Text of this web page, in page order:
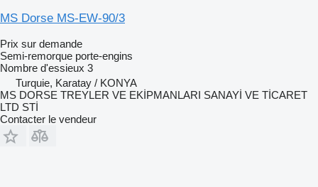
MS Dorse MS-EW-90/3
Prix sur demande
Semi-remorque porte-engins
Nombre d'essieux 3
Turquie, Karatay / KONYA
MS DORSE TREYLER VE EKİPMANLARI SANAYİ VE TİCARET
LTD STİ
Contacter le vendeur